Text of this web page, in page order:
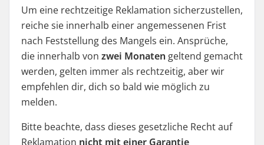
Um eine rechtzeitige Reklamation sicherzustellen,
reiche sie innerhalb einer angemessenen Frist
nach Feststellung des Mangels ein. Ansprüche,
die innerhalb von zwei Monaten geltend gemacht
werden, gelten immer als rechtzeitig, aber wir
empfehlen dir, dich so bald wie möglich zu
melden.
Bitte beachte, dass dieses gesetzliche Recht auf
Reklamation nicht mit einer Garantie